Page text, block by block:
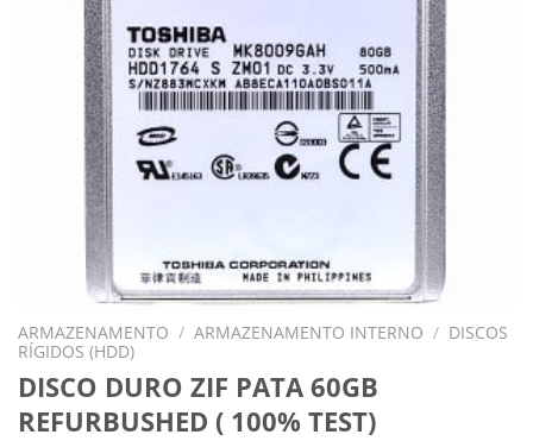
ARMAZENAMENTO / ARMAZENAMENTO INTERNO / DISCOS
RÍGIDOS (HDD)
DISCO DURO ZIF PATA 60GB
REFURBUSHED ( 100% TEST)